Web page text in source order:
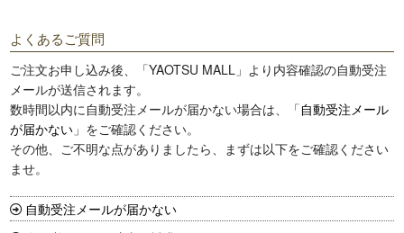
よくあるご質問
ご注文お申し込み後、「YAOTSU MALL」より内容確認の自動受注
メールが送信されます。
数時間以内に自動受注メールが届かない場合は、「自動受注メール
が届かない 」をご確認ください。
その他、ご不明な点がありましたら、まずは以下をご確認ください
ませ。
自動受注メールが届かない